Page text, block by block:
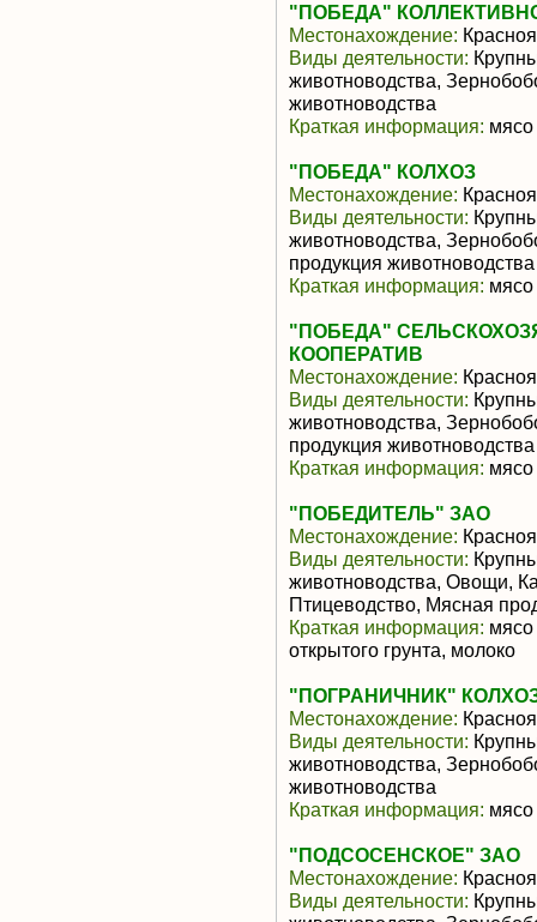
"ПОБЕДА"
Местонахождение:
Виды деятельности:
животноводства,
животноводства
Краткая информация: мясо
"ПОБЕДА" КОЛХОЗ
Местонахождение:
Виды деятельности:
животноводства,
продукция животноводства
Краткая информация: мясо
"ПОБЕДА"
КООПЕРАТИВ
Местонахождение:
Виды деятельности:
животноводства,
продукция животноводства
Краткая информация: мясо
"ПОБЕДИТЕЛЬ" ЗАО
Местонахождение:
Виды деятельности:
животноводства, Овощи,
Птицеводство, Мясная
Краткая информация: мясо
открытого грунта, молоко
"ПОГРАНИЧНИК"
Местонахождение:
Виды деятельности:
животноводства,
животноводства
Краткая информация: мясо
"ПОДСОСЕНСКОЕ" ЗАО
Местонахождение:
Виды деятельности: